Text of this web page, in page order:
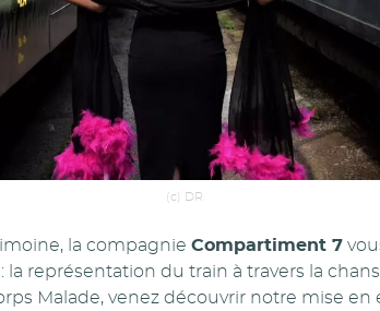
(c) DR
la compagnie Compartiment 7
la représentation du train à travers la
Malade, venez découvrir notre mise